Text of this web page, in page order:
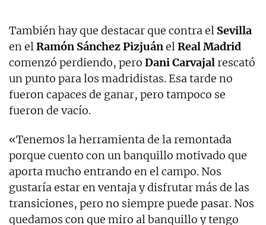
También hay que destacar que contra el Sevilla
en elRamón Sánchez PizjuánelReal Madrid
comenzó perdiendo, pero Dani Carvajalrescató
un punto para los madridistas. Esa tarde no
fueron capaces de ganar, pero tampoco se
fueron de vacío.
«Tenemos la herramienta de la remontada
porque cuento con un banquillo motivado que
aporta mucho entrando en el campo. Nos
gustaría estar en ventaja y disfrutar más de las
transiciones, pero no siempre puede pasar. Nos
quedamos con que miro al banquillo y tengo